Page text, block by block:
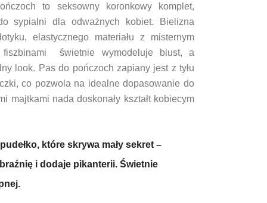
to seksowny koronkowy komplet,
sypialni dla odważnych kobiet. Bielizna
elastycznego materiału z misternym
fiszbinami świetnie wymodeluje biust, a
look. Pas do pończoch zapiany jest z tyłu
co pozwola na idealne dopasowanie do
majtkami nada doskonały kształt kobiecym
które skrywa mały sekret –
i dodaje pikanterii. Świetnie